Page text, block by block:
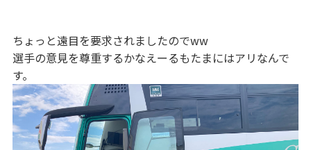
ちょっと遠目を要求されましたのでww
選手の意見を尊重するかなえーるもたまにはアリなんで
す。